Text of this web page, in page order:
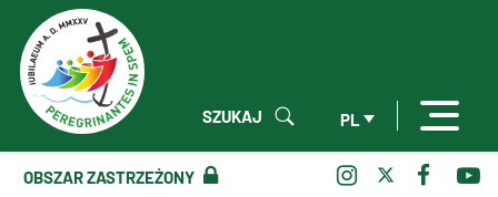
PL
SZUKAJ
OBSZAR ZASTRZEŻONY